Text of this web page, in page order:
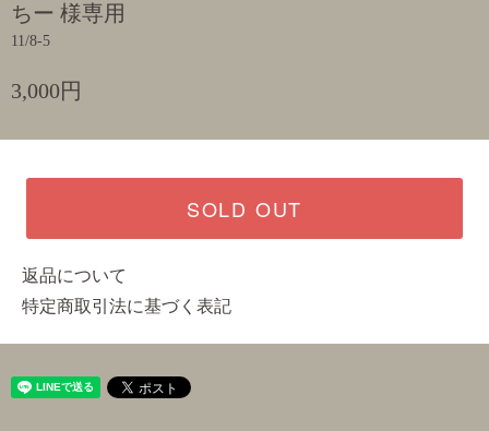
ちー 様専用
11/8-5
3,000円
SOLD OUT
返品について
特定商取引法に基づく表記